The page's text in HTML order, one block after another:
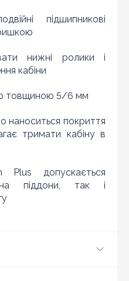
підшипникові
нижні ролики і
кабіни
товщиною 5/6 мм
наноситься покриття
тримати кабіну в
Plus допускається
піддони, так і